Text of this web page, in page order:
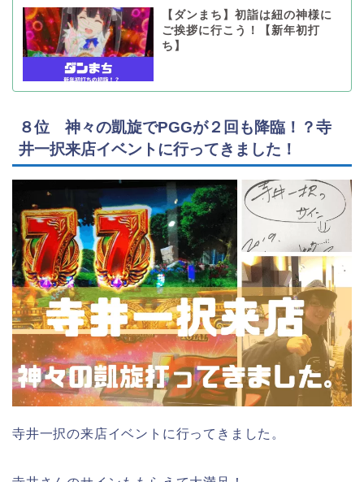
【ダンまち】初詣は紐の神様に
ご挨拶に行こう！【新年初打
ち】
８位 神々の凱旋でPGGが２回も降臨！？寺
井一択来店イベントに行ってきました！
寺井一択の来店イベントに行ってきました。